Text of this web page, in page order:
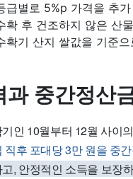
급별로 5%p 가격을 추
확 후 건조하지 않은 산
확기 산지 쌀값을 기준
과 중간정산
인 10월부터 12월 사이
직후 포대당 3만 원을 중
, 안정적인 소득을 보장